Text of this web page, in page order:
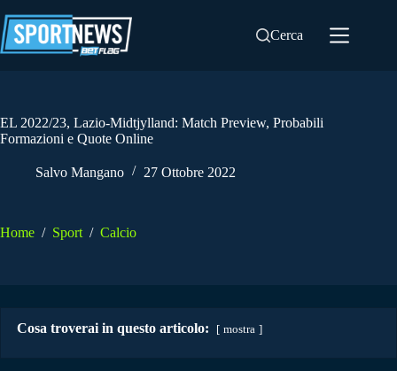
al
contenuto
Cerca
EL 2022/23, Lazio-Midtjylland: Match Preview, Probabili
Formazioni e Quote Online
Salvo Mangano 27 Ottobre 2022
Home / Sport / Calcio
Cosa troverai in questo articolo: mostra